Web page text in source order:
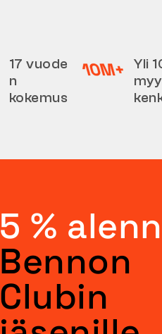
17 vuode
n
kokemus
Yli
5 %
Bennon
Clubin